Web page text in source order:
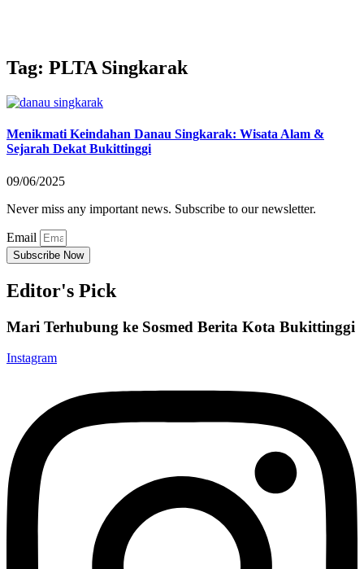
Tag: PLTA Singkarak
Menikmati Keindahan Danau Singkarak: Wisata Alam &
Sejarah Dekat Bukittinggi
09/06/2025
Never miss any important news. Subscribe to our newsletter.
Email
Subscribe Now
Editor's Pick
Mari Terhubung ke Sosmed Berita Kota Bukittinggi
Instagram